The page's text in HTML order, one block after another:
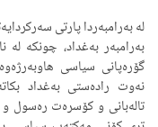
لە بەرامبەردا پارتی
بەرامبەر بەغداد، چونکە
گۆرەپانی سیاسی
نەوت رادەستی بەغداد
تالەبانی و کۆسرەت رەسول